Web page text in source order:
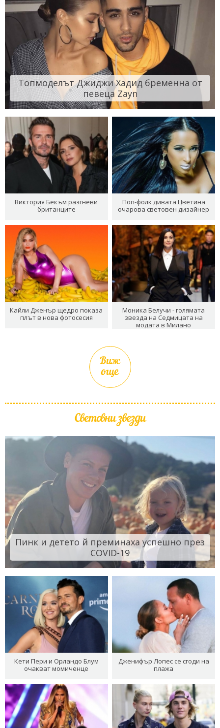
Топмоделът Джиджи Хадид бременна от
певеца Zayn
Виктория Бекъм разгневи
британците
Поп-фолк дивата Цветина
очарова световен дизайнер
Кайли Дженър щедро показа
плът в нова фотосесия
Моника Белучи - голямата
звезда на Седмицата на
модата в Милано
Виж
още
Световни звезди
Пинк и детето й преминаха успешно през
COVID-19
Кети Пери и Орландо Блум
очакват момиченце
Дженифър Лопес се сгоди на
плажа